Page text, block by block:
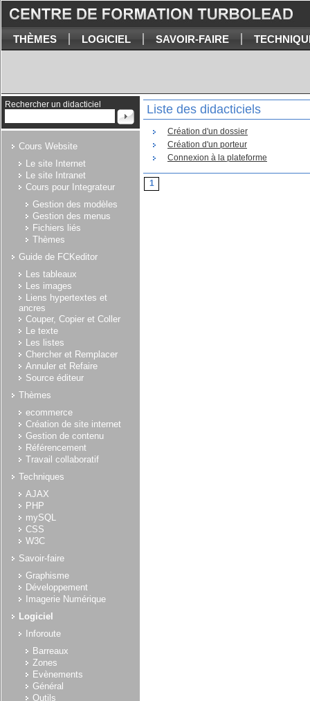
THÈMES LOGICIEL SAVOIR-FAIRE
Rechercher un didacticiel
Cours Website
Le site Internet
Le site Intranet
Cours pour Integrateur
Gestion des modèles
Gestion des menus
Fichiers liés
Thèmes
Guide de FCKeditor
Les tableaux
Les images
Liens hypertextes et
ancres
Couper, Copier et Coller
Le texte
Les listes
Chercher et Remplacer
Annuler et Refaire
Source éditeur
Thèmes
ecommerce
Création de site internet
Gestion de contenu
Référencement
Travail collaboratif
Techniques
AJAX
PHP
mySQL
CSS
W3C
Savoir-faire
Graphisme
Développement
Imagerie Numérique
Logiciel
Inforoute
Barreaux
Zones
Evènements
Général
Outils
Liste des didacticiels
Création d'un dossier
Création d'un porteur
Connexion à la plateforme
1